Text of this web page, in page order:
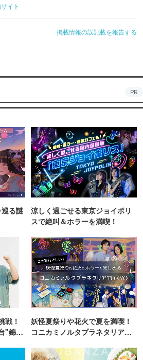
イト
掲載情報の誤記載を報告する
PR
る謎
涼しく過ごせる東京ジョイポリ
スで絶叫＆ホラーを満喫！
戦！
"錦糸
妖怪夏祭りや花火で夏を満喫！
コニカミノルタプラネタリア